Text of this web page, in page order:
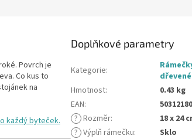
Povrch je
Co kus to
na
každý byteček.
Doplňkové parametry
Kategorie:
dřevené
Hmotnost:
0.43 kg
EAN:
? Rozměr:
18 x 24
? Výplň rámečku:
Sklo